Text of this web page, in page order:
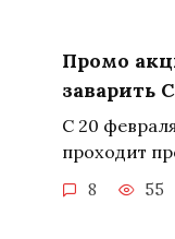
Промо
заварить
С 20
проходит
8 55